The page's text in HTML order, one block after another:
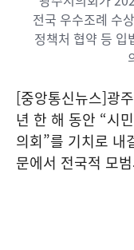
전국 우수조례 수
정책처 협약 등 입
[중앙통신뉴스]광
년 한 해 동안 “시
의회”를 기치로 내
문에서 전국적 모